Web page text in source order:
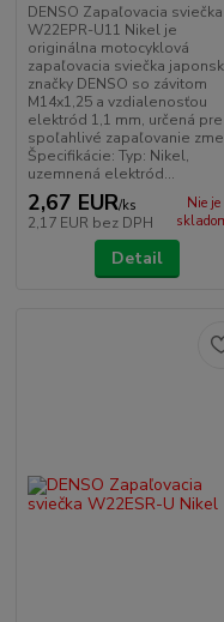
DENSO Zapaľovacia sviečka
W22EPR-U11 Nikel je
originálna motocyklová
zapaľovacia sviečka
značky DENSO so závitom
M14x1,25 a vzdialenosťou
elektród 1,1 mm, určená pre
spoľahlivé zapaľovanie
Špecifikácie: Typ: Nikel,
uzemnená elektród...
2,67 EUR/ks
2,17 EUR bez DPH
Nie je
Detail